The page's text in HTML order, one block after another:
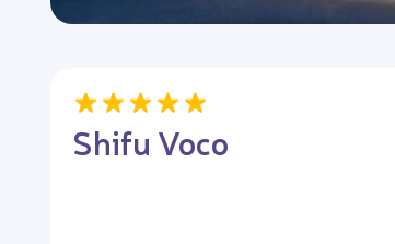
Shifu Voco